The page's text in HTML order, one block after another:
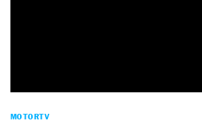
MOTORTV